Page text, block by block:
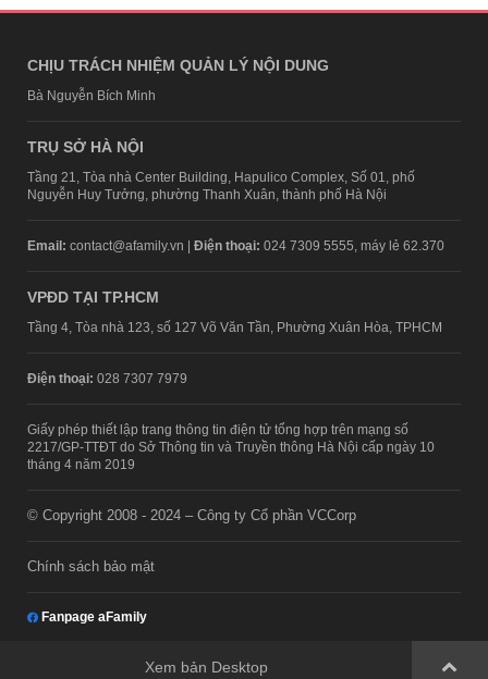
CHỊU TRÁCH NHIỆM QUẢN LÝ NỘI DUNG
Bà Nguyễn Bích Minh
TRỤ SỞ HÀ NỘI
Tầng 21, Tòa nhà Center Building, Hapulico Complex, Số 01, phố
Nguyễn Huy Tưởng, phường Thanh Xuân, thành phố Hà Nội
Email: contact@afamily.vn | Điện thoại: 024 7309 5555, máy lẻ 62.370
VPĐD TẠI TP.HCM
Tầng 4, Tòa nhà 123, số 127 Võ Văn Tần, Phường Xuân Hòa, TPHCM
Điện thoại: 028 7307 7979
Giấy phép thiết lập trang thông tin điện tử tổng hợp trên mạng số
2217/GP-TTĐT do Sở Thông tin và Truyền thông Hà Nội cấp ngày 10
tháng 4 năm 2019
© Copyright 2008 - 2024 – Công ty Cổ phần VCCorp
Chính sách bảo mật
Fanpage aFamily
Xem bản Desktop